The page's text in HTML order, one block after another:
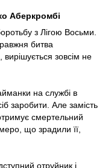
Аберкромбі
з Лігою Восьми.
битва
вирішується зовсім не
на службі в
заробити. Але замість
смертельний
що зрадили її,
отруйник і